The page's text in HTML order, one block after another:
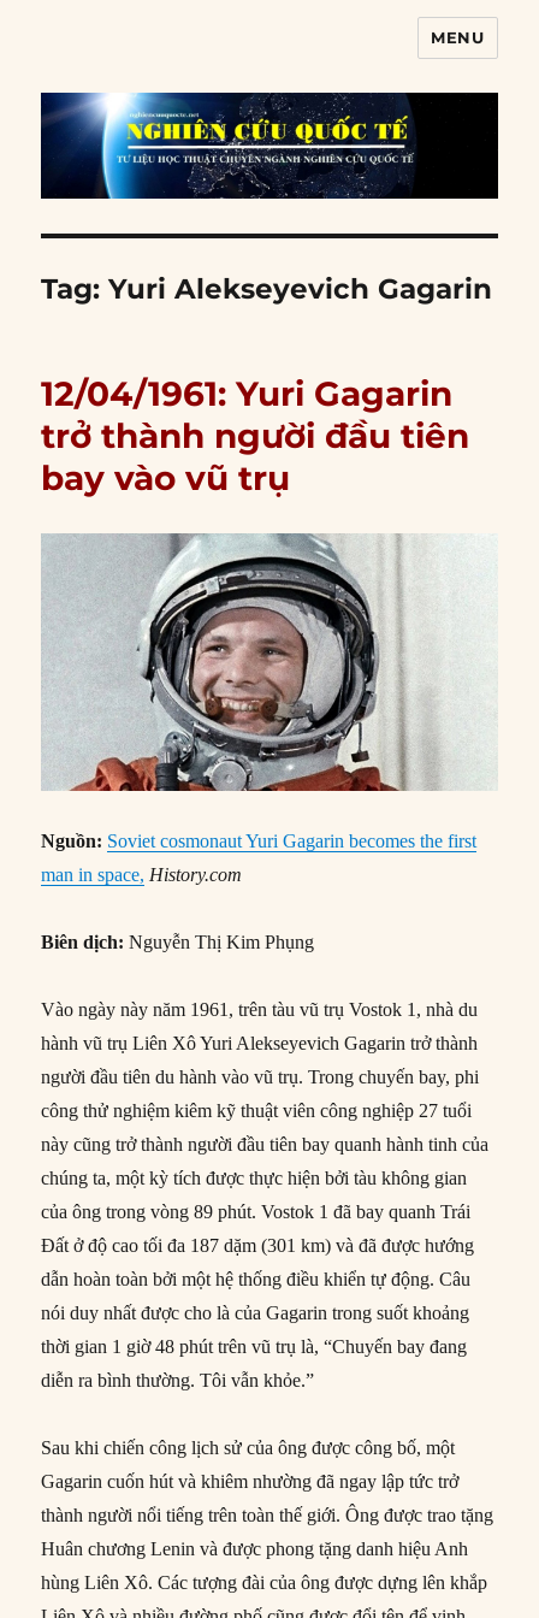
MENU
Tag:Yuri Alekseyevich Gagarin
12/04/1961: Yuri Gagarin
trở thành người đầu tiên
bay vào vũ trụ
Nguồn: Soviet cosmonaut Yuri Gagarin becomes the first
man in space, History.com
Biên dịch: Nguyễn Thị Kim Phụng
Vào ngày này năm 1961, trên tàu vũ trụ Vostok 1, nhà du
hành vũ trụ Liên Xô Yuri Alekseyevich Gagarin trở thành
người đầu tiên du hành vào vũ trụ. Trong chuyến bay, phi
công thử nghiệm kiêm kỹ thuật viên công nghiệp 27 tuổi
này cũng trở thành người đầu tiên bay quanh hành tinh của
chúng ta, một kỳ tích được thực hiện bởi tàu không gian
của ông trong vòng 89 phút. Vostok 1 đã bay quanh Trái
Đất ở độ cao tối đa 187 dặm (301 km) và đã được hướng
dẫn hoàn toàn bởi một hệ thống điều khiển tự động. Câu
nói duy nhất được cho là của Gagarin trong suốt khoảng
thời gian 1 giờ 48 phút trên vũ trụ là, “Chuyến bay đang
diễn ra bình thường. Tôi vẫn khỏe.”
Sau khi chiến công lịch sử của ông được công bố, một
Gagarin cuốn hút và khiêm nhường đã ngay lập tức trở
thành người nổi tiếng trên toàn thế giới. Ông được trao tặng
Huân chương Lenin và được phong tặng danh hiệu Anh
hùng Liên Xô. Các tượng đài của ông được dựng lên khắp